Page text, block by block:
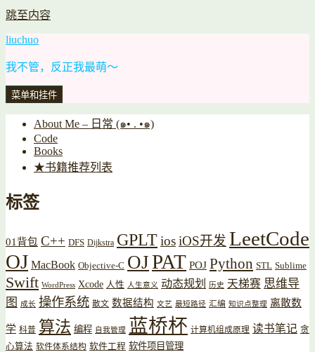
跳至内容
liuchuo
我不管，反正我最萌～
菜单和挂件
About Me – 日常 (๑• . •๑)
Code
Books
★书籍推荐列表
标签
01背包 C++ DFS Dijkstra GPLTiosiOS开发 LeetCode
OJ MacBook Objective-C OJPAT POJ Python STL Sublime
Swift WordPress Xcode 人性 人生意义 动态规划 历史 天梯赛 思维导
图
成长 操作系统 散文 数据结构 文艺 最短路径 汇编 知识点整理 离散数
学 科普 算法 编程 自我管理 蓝桥杯 计算机组成原理 读书笔记 贪
心算法 软件体系结构 软件工程 软件项目管理